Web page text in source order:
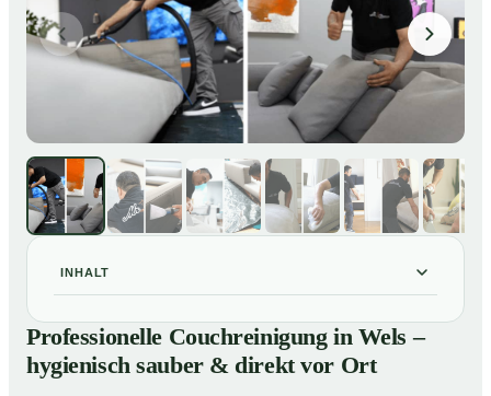
INHALT
01 Professionelle Couchreinigung in Wels – hygienisch
sauber & direkt vor Ort
Professionelle Couchreinigung in Wels –
hygienisch sauber & direkt vor Ort